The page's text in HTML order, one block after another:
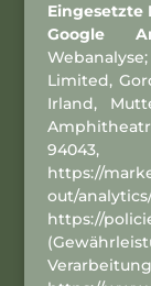
Eingesetzte
Google
Limited,
Irland,
https://
out/
https://